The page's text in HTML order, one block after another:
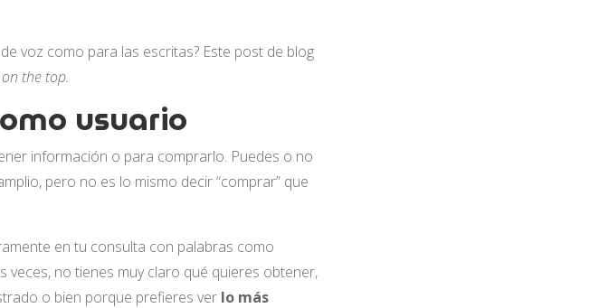
voz como para las escritas? Este post de blog
the top.
usuario
información o para comprarlo. Puedes o no
pero no es lo mismo decir “comprar” que
en tu consulta con palabras como
veces, no tienes muy claro qué quieres obtener,
o bien porque prefieres ver lo más